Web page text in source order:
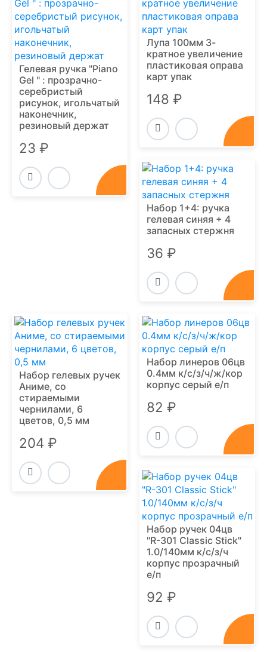
Гелевая ручка "Piano
Gel " : прозрачно-
серебристый
рисунок, игольчатый
наконечник,
резиновый держат
23 ₽
Лупа 100мм 3-
кратное увеличение
пластиковая оправа
карт упак
148 ₽
Набор 1+4: ручка
гелевая синяя + 4
запасных стержня
36 ₽
Набор гелевых ручек
Аниме, со
стираемыми
чернилами, 6
цветов, 0,5 мм
204 ₽
Набор линеров 06цв
0.4мм к/с/з/ч/ж/кор
корпус серый е/п
82 ₽
Набор ручек 04цв
"R-301 Classic Stick"
1.0/140мм к/с/з/ч
корпус прозрачный
е/п
92 ₽